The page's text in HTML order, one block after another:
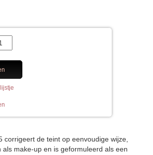
corrigeert de teint op eenvoudige wijze,
als make-up en is geformuleerd als een